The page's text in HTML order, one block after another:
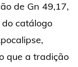
de Gn 49,17,
catálogo
que a tradição